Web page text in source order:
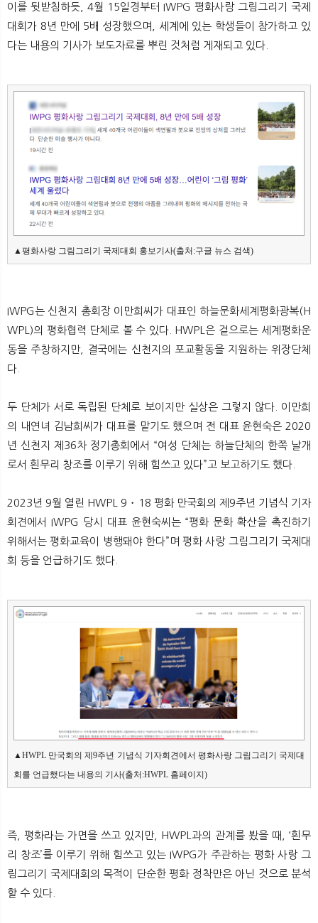
이를 뒷받침하듯, 4월 15일경부터 IWPG 평화사랑 그림그리기 국제
대회가 8년 만에 5배 성장했으며, 세계에 있는 학생들이 참가하고 있
다는 내용의 기사가 보도자료를 뿌린 것처럼 게재되고 있다.
▲평화사랑 그림그리기 국제대회 홍보기사(출처:구글 뉴스 검색)
IWPG는 신천지 총회장 이만희씨가 대표인 하늘문화세계평화광복(H
WPL)의 평화협력 단체로 볼 수 있다. HWPL은 겉으로는 세계평화운
동을 주창하지만, 결국에는 신천지의 포교활동을 지원하는 위장단체
다.
두 단체가 서로 독립된 단체로 보이지만 실상은 그렇지 않다. 이만희
의 내연녀 김남희씨가 대표를 맡기도 했으며 전 대표 윤현숙은 2020
년 신천지 제36차 정기총회에서 “여성 단체는 하늘단체의 한쪽 날개
로서 흰무리 창조를 이루기 위해 힘쓰고 있다”고 보고하기도 했다.
2023년 9월 열린 HWPL 9・18 평화 만국회의 제9주년 기념식 기자
회견에서 IWPG 당시 대표 윤현숙씨는 “평화 문화 확산을 촉진하기
위해서는 평화교육이 병행돼야 한다”며 평화 사랑 그림그리기 국제대
회 등을 언급하기도 했다.
▲HWPL 만국회의 제9주년 기념식 기자회견에서 평화사랑 그림그리기 국제대
회를 언급했다는 내용의 기사(출처:HWPL 홈페이지)
즉, 평화라는 가면을 쓰고 있지만, HWPL과의 관계를 봤을 때, ‘흰무
리 창조’를 이루기 위해 힘쓰고 있는 IWPG가 주관하는 평화 사랑 그
림그리기 국제대회의 목적이 단순한 평화 정착만은 아닌 것으로 분석
할 수 있다.